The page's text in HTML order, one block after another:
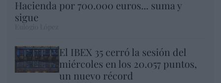
Hacienda por 700.000 euros... suma y
sigue
El IBEX 35 cerró la sesión del
miércoles en los 20.057 puntos,
un nuevo récord